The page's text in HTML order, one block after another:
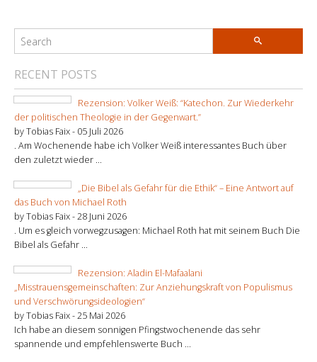
RECENT POSTS
Rezension: Volker Weiß: “Katechon. Zur Wiederkehr
der politischen Theologie in der Gegenwart.”
by Tobias Faix - 05 Juli 2026
. Am Wochenende habe ich Volker Weiß interessantes Buch über
den zuletzt wieder ...
„Die Bibel als Gefahr für die Ethik“ – Eine Antwort auf
das Buch von Michael Roth
by Tobias Faix -28 Juni 2026
. Um es gleich vorwegzusagen: Michael Roth hat mit seinem Buch Die
Bibel als Gefahr ...
Rezension: Aladin El-Mafaalani
„Misstrauensgemeinschaften: Zur Anziehungskraft von Populismus
und Verschwörungsideologien“
by Tobias Faix -25 Mai 2026
Ich habe an diesem sonnigen Pfingstwochenende das sehr
spannende und empfehlenswerte Buch ...